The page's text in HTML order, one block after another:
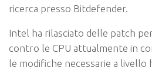
ricerca presso Bitdefender.
Intel ha rilasciato delle patch
contro le CPU attualmente in
le modifiche necessarie a livello